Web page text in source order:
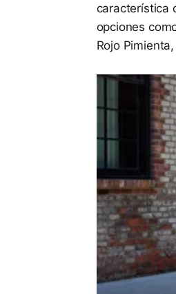
característica
opciones
Rojo